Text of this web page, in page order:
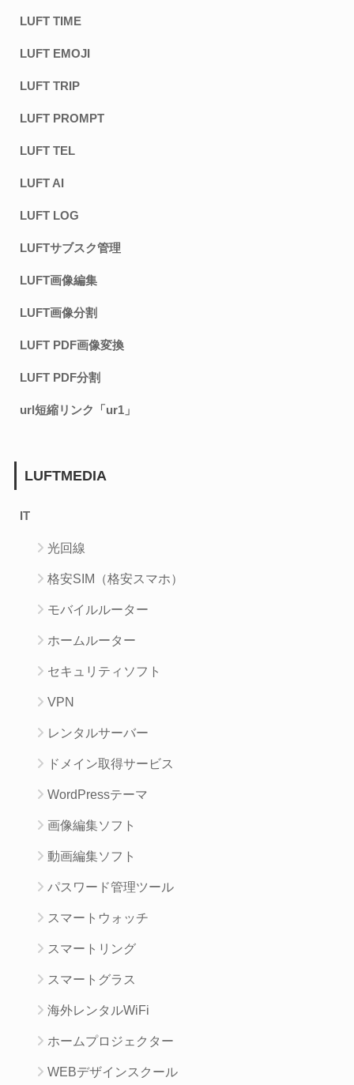
LUFT TIME
LUFT EMOJI
LUFT TRIP
LUFT PROMPT
LUFT TEL
LUFT AI
LUFT LOG
LUFTサブスク管理
LUFT画像編集
LUFT画像分割
LUFT PDF画像変換
LUFT PDF分割
url短縮リンク「ur1」
LUFTMEDIA
IT
光回線
格安SIM（格安スマホ）
モバイルルーター
ホームルーター
セキュリティソフト
VPN
レンタルサーバー
ドメイン取得サービス
WordPressテーマ
画像編集ソフト
動画編集ソフト
パスワード管理ツール
スマートウォッチ
スマートリング
スマートグラス
海外レンタルWiFi
ホームプロジェクター
WEBデザインスクール